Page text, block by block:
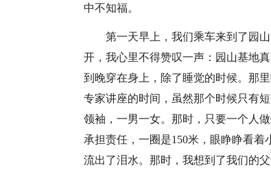
中不知福。
第一天早上，我们乘车来到了园
开，我心里不得赞叹一声：园山基地
到晚穿在身上，除了睡觉的时候。那
专家讲座的时间，虽然那个时候只有
领袖，一男一女。那时，只要一个人
承担责任，一圈是150米，眼睁睁看
流出了泪水。那时，我想到了我们的